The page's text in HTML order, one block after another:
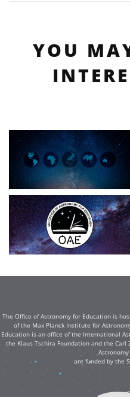
YOU
The Office of Astronomy for Education is
of the Max Planck Institute for
Education is an office of the International
the Klaus Tschira Foundation and the Carl
are funded by the